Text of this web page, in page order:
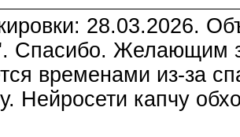
28.03.2026.
Спасибо. Желающим
временами из-за
Нейросети капчу